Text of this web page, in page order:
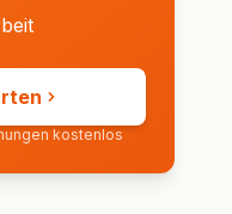
kostenlos